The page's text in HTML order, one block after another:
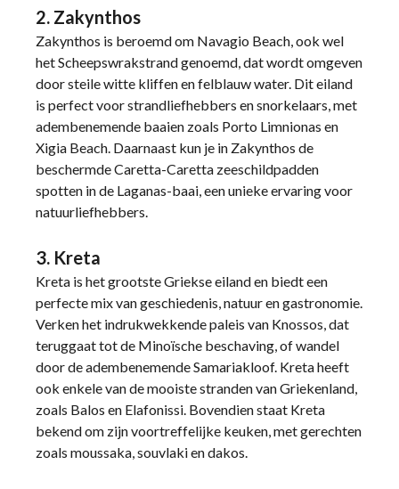
2. Zakynthos
Zakynthos is beroemd om Navagio Beach, ook wel
het Scheepswrakstrand genoemd, dat wordt omgeven
door steile witte kliffen en felblauw water. Dit eiland
is perfect voor strandliefhebbers en snorkelaars, met
adembenemende baaien zoals Porto Limnionas en
Xigia Beach. Daarnaast kun je in Zakynthos de
beschermde Caretta-Caretta zeeschildpadden
spotten in de Laganas-baai, een unieke ervaring voor
natuurliefhebbers.
3. Kreta
Kreta is het grootste Griekse eiland en biedt een
perfecte mix van geschiedenis, natuur en gastronomie.
Verken het indrukwekkende paleis van Knossos, dat
teruggaat tot de Minoïsche beschaving, of wandel
door de adembenemende Samariakloof. Kreta heeft
ook enkele van de mooiste stranden van Griekenland,
zoals Balos en Elafonissi. Bovendien staat Kreta
bekend om zijn voortreffelijke keuken, met gerechten
zoals moussaka, souvlaki en dakos.